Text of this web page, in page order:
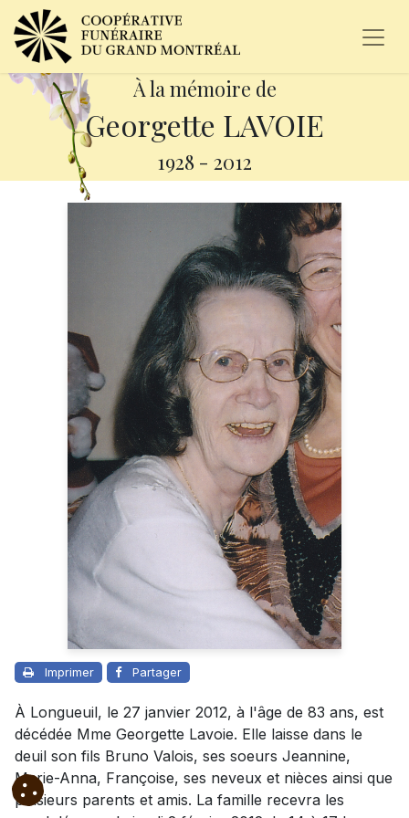
À la mémoire de
Georgette LAVOIE
1928 - 2012
Imprimer Partager
À Longueuil, le 27 janvier 2012, à l'âge de 83 ans, est
décédée Mme Georgette Lavoie. Elle laisse dans le
deuil son fils Bruno Valois, ses soeurs Jeannine,
Marie-Anna, Françoise, ses neveux et nièces ainsi que
plusieurs parents et amis. La famille recevra les